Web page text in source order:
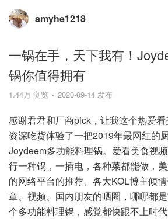
amyhe1218
一锅在手，天下我有！
锅你值得拥有
1.44万 浏览 2020-09-14 发布
感谢君君和厂商pick，让我这个热爱
资深吃货体验了一把2019年最网红
Joydeem多功能料理锅。爱看美食视
行一种锅，一插电，各种菜都能做，
的网络平台的推荐、各大KOL博主倾
章、视频、国内朋友的晒圈，哪哪都
个多功能料理锅，感觉都快跟不上时代